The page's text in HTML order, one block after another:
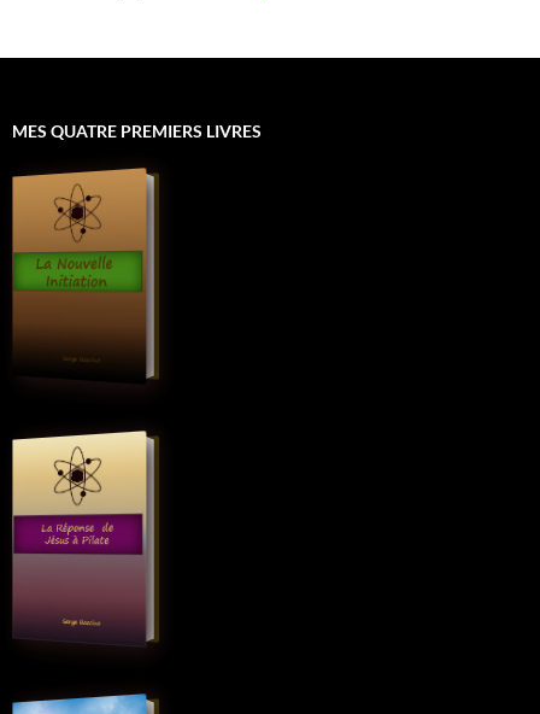
MES QUATRE PREMIERS LIVRES